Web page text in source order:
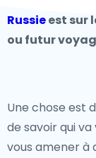
Russieest sur
ou futur
Une chose est
de savoir qui
vous amener à